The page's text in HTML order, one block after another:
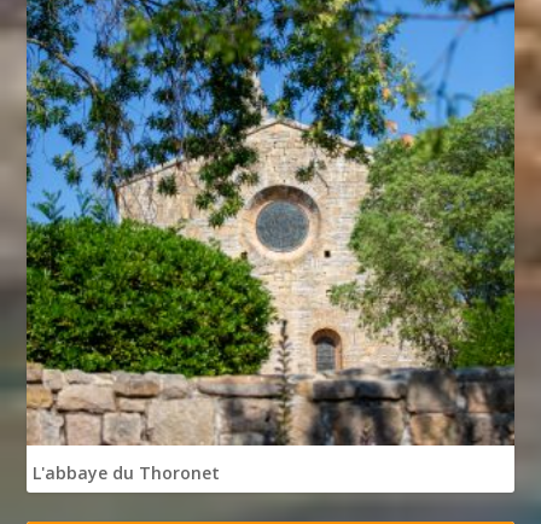
L'abbaye du Thoronet